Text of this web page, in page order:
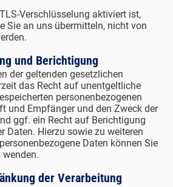
Verschlüsselung aktiviert ist,
Sie an uns übermitteln, nicht von
und Berichtigung
der geltenden gesetzlichen
das Recht auf unentgeltliche
personenbezogenen
und Empfänger und den Zweck der
ggf. ein Recht auf Berichtigung
Daten. Hierzu sowie zu weiteren
Daten können Sie
der Verarbeitung